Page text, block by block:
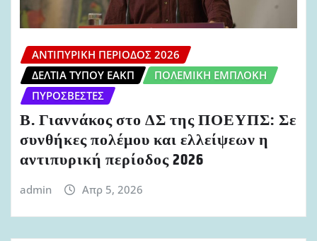
ΑΝΤΙΠΥΡΙΚΉ ΠΕΡΊΟΔΟΣ 2026
ΔΕΛΤΊΑ ΤΎΠΟΥ ΕΑΚΠ
ΠΟΛΕΜΙΚΉ ΕΜΠΛΟΚΉ
ΠΥΡΟΣΒΈΣΤΕΣ
Β. Γιαννάκος στο ΔΣ της ΠΟΕΥΠΣ: Σε
συνθήκες πολέμου και ελλείψεων η
αντιπυρική περίοδος 2026
admin Απρ 5, 2026